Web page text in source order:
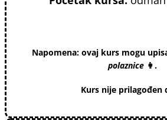
Napomena: ovaj kurs mogu
polaznice 👩.
Kurs nije prilagođen